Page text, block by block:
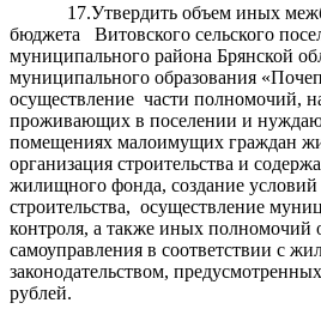
17.Утвердить объем иных
бюджета Витовского сельского
муниципального района Брянской
муниципального образования
осуществление части полномочий,
проживающих в поселении и
помещениях малоимущих граждан
организация строительства и
жилищного фонда, создание
строительства, осуществление
контроля, а также иных полномочий
самоуправления в соответствии с
законодательством,
рублей.